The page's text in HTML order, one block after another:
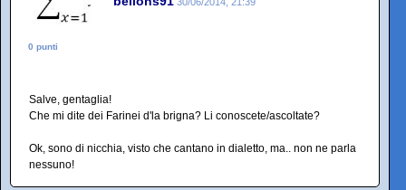
30/06/2014, 21:39
0 punti
Salve, gentaglia!
Che mi dite dei Farinei d'la brigna? Li conoscete/ascoltate?
Ok, sono di nicchia, visto che cantano in dialetto, ma.. non ne parla
nessuno!